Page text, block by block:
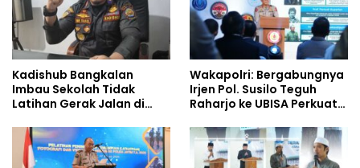
Kadishub Bangkalan
Imbau Sekolah Tidak
Latihan Gerak Jalan di
Wakapolri: Bergabungnya
Irjen Pol. Susilo Teguh
Raharjo ke UBISA Perkuat
Studi Kepolisian